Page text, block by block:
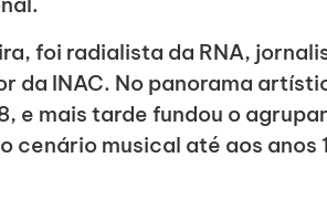
foi radialista da RNA,
da INAC. No panorama
e mais tarde fundou o
cenário musical até aos anos